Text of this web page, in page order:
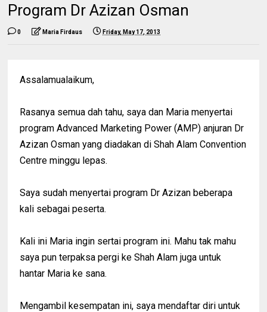
Program Dr Azizan Osman
0 Maria Firdaus Friday, May 17, 2013
Assalamualaikum,
Rasanya semua dah tahu, saya dan Maria menyertai
program Advanced Marketing Power (AMP) anjuran Dr
Azizan Osman yang diadakan di Shah Alam Convention
Centre minggu lepas.
Saya sudah menyertai program Dr Azizan beberapa
kali sebagai peserta.
Kali ini Maria ingin sertai program ini. Mahu tak mahu
saya pun terpaksa pergi ke Shah Alam juga untuk
hantar Maria ke sana.
Mengambil kesempatan ini, saya mendaftar diri untuk